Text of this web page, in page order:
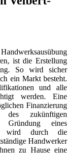
ist die Erstellung
So wird sicher
ein Markt besteht.
und alle
werden. Eine
Finanzierung
des zukünftigen
Gründung eines
wird durch die
Handwerker
zu Hause eine